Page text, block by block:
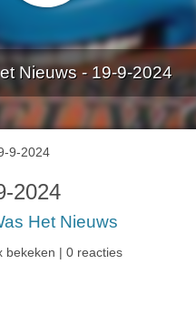
Nieuws - 19-9-2024
9-2024
2024
Het Nieuws
bekeken | 0 reacties